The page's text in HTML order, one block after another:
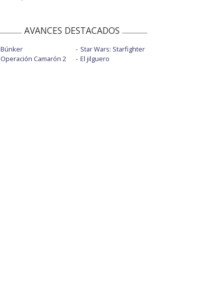
AVANCES DESTACADOS
Búnker
Operación Camarón 2
Star Wars: Starfighter
El jilguero